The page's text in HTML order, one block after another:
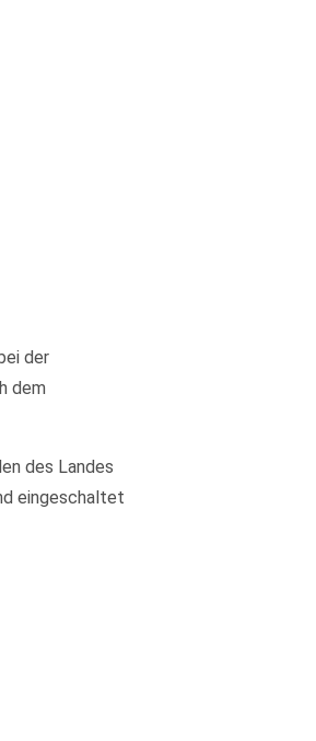
der
dem
des Landes
eingeschaltet